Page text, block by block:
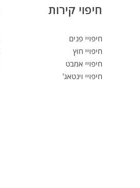
חיפוי קירות
חיפויי פנים
חיפויי חוץ
חיפויי אמבט
חיפויי וינטאג'